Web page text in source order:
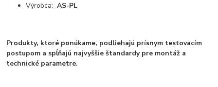
Výrobca:AS-PL
Produkty, ktoré ponúkame, podliehajú prísnym testovacím
postupom a spĺňajú najvyššie štandardy pre montáž a
technické parametre.